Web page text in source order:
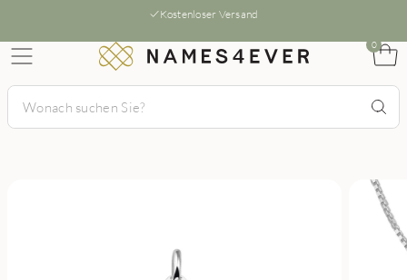
Kostenloser Versand
0